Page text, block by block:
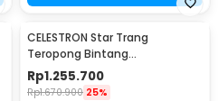
CELESTRON Star Trang
Teropong Bintang
Astronomical - SCTW-70
Rp1.255.700
Rp1.670.900 25%